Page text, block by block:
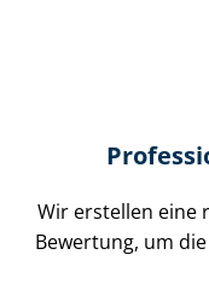
Wir erstellen eine
Bewertung, um